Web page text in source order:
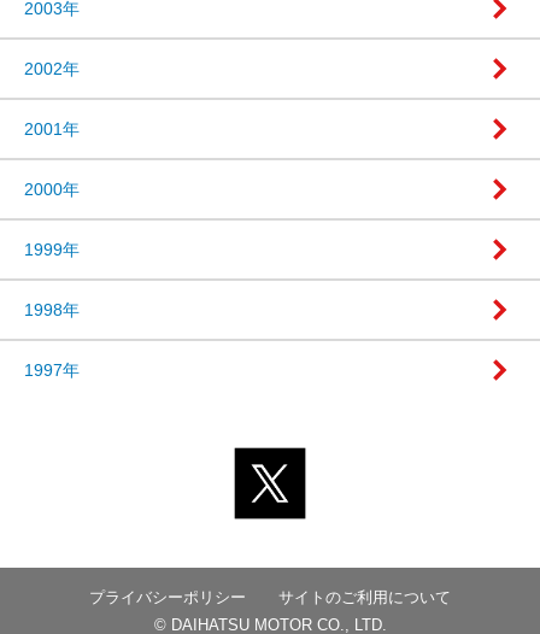
2003年
2002年
2001年
2000年
1999年
1998年
1997年
プライバシーポリシー
サイトのご利用について
© DAIHATSU MOTOR CO., LTD.